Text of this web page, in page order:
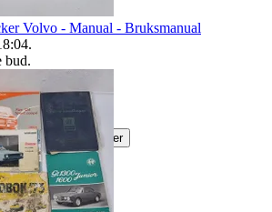
företag.
Läs mer
Volvo - Manual - Bruksmanual
.
bud.